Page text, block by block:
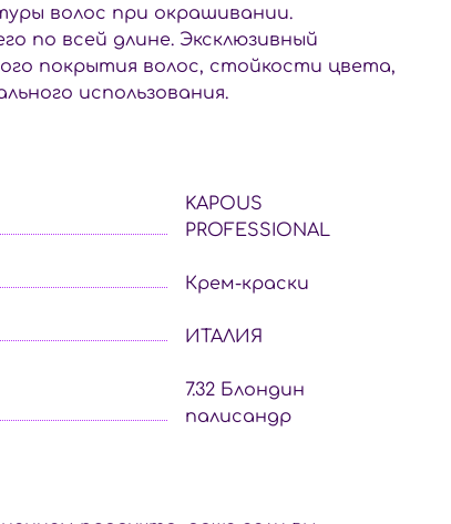
волос при окрашивании.
по всей длине. Эксклюзивный
покрытия волос, стойкости цвета,
использования.
KAPOUS
PROFESSIONAL
Крем-краски
ИТАЛИЯ
7.32 Блондин
палисандр